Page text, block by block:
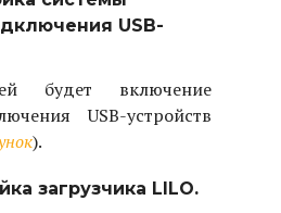
USB-
будет включение
USB-устройств
).
загрузчика LILO.